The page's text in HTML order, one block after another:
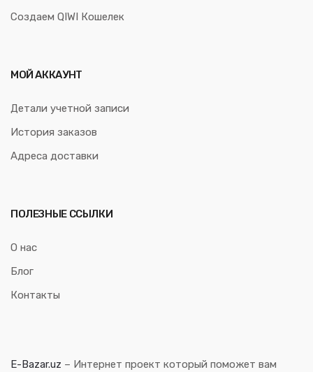
Создаем QIWI Кошелек
МОЙ АККАУНТ
Детали учетной записи
История заказов
Адреса доставки
ПОЛЕЗНЫЕ ССЫЛКИ
О нас
Блог
Контакты
E-Bazar.uz – Интернет проект который поможет вам